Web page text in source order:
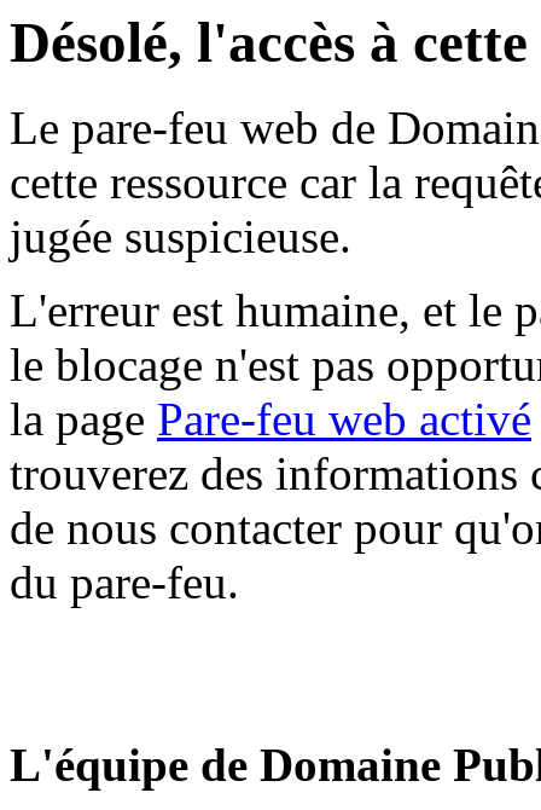
Désolé, l'accès à
Le pare-feu web de
cette ressource car la
jugée suspicieuse.
L'erreur est humaine, et le
le blocage n'est pas
la page Pare-feu web activé
trouverez des informations
de nous contacter pour
du pare-feu.
L'équipe de Domaine